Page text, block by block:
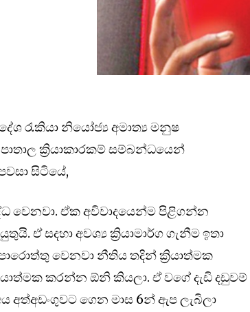
රැකියා නියෝජ්‍ය අමාත්‍ය මනුෂ
ක්‍රියාකාරකම් සම්බන්ධයෙන්
සිටි‌යේ,
වෙනවා. ඒක අවිවාදයෙන්ම පිළිගන්න
ඒ සදහා අවශ්‍ය ක්‍රියාමාර්ග ගැනීම ඉතා
වෙනවා නීතිය තදින් ක්‍රියාත්මක
කරන්න ඕනි කියලා. ඒ වගේ දැඩි දඩුවම්
අත්අඩංගුවට ගෙන මාස 6න් ඇප ලැබිලා